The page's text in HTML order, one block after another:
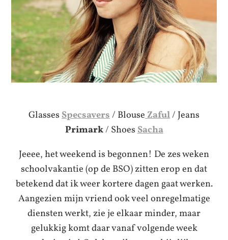
GlassesSpecsavers/ BlouseZaful/ Jeans
Primark/ ShoesSacha
Jeeee, het weekend is begonnen! De zes weken
schoolvakantie (op de BSO) zitten erop en dat
betekend dat ik weer kortere dagen gaat werken.
Aangezien mijn vriend ook veel onregelmatige
diensten werkt, zie je elkaar minder, maar
gelukkig komt daar vanaf volgende week